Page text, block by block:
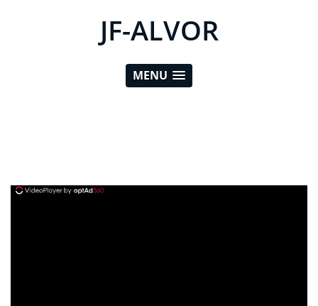
JF-ALVOR
MENU